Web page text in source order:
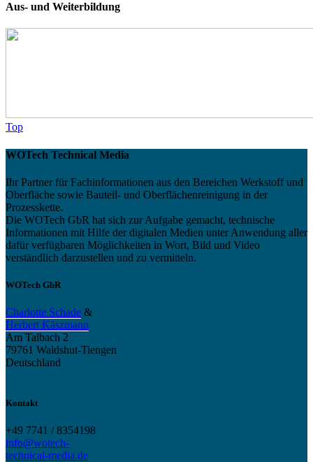
Aus- und Weiterbildung
Top
WOTech Technical Media
Ihr Partner für Fachinformationen aus den Bereichen Werkstoff und
Oberfläche sowie Bauteil- und Oberflächenreinigung in der
Prozesskette.
Die WOTech GbR hat sich zur Aufgabe gemacht, technische
Informationen mit Hilfe der digitalen Medien unter Anwendung aller
dafür verfügbaren Möglichkeiten in Wort, Bild und Video
verständlich darzustellen und zu vermitteln.
WOTech GbR
Charlotte Schade &
Herbert Käszmann
Am Talbach 2
79761 Waldshut-Tiengen
Deutschland
Kontakt
+49 7741 / 8354198
info@wotech-
technical-media.de